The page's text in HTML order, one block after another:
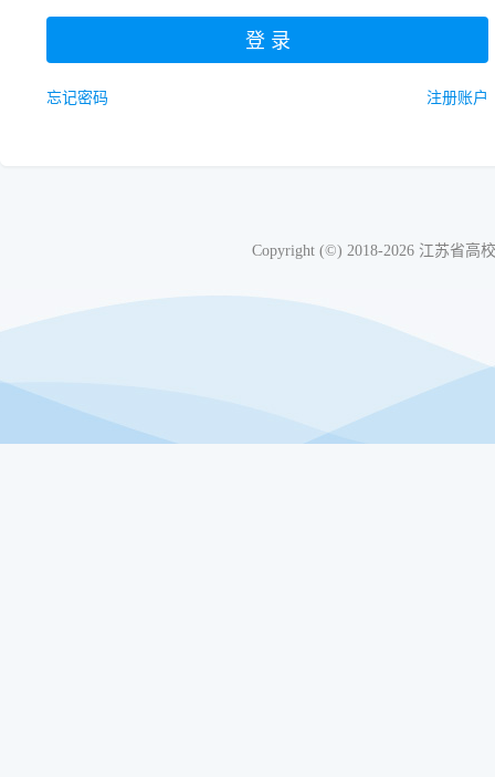
注册账户
忘记密码
Copyright (©) 2018-2026 江苏省高